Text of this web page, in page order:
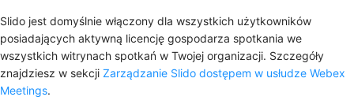
Slido jest domyślnie włączony dla wszystkich użytkowników
posiadających aktywną licencję gospodarza spotkania we
wszystkich witrynach spotkań w Twojej organizacji. Szczegóły
znajdziesz w sekcji Zarządzanie Slido dostępem w usłudze Webex
Meetings.